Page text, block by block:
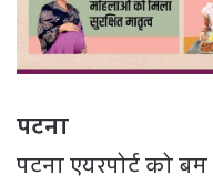
पटना
पटना एयरपोर्ट को